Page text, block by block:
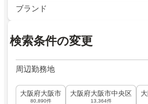
ブランド
検索条件の変更
周辺勤務地
大阪府大阪市
80,890件
大阪府大阪市中央区
13,364件